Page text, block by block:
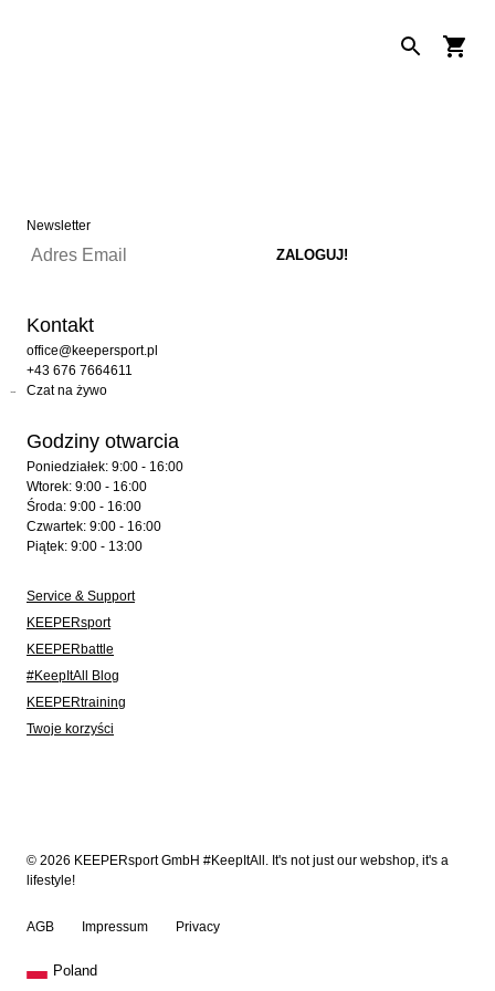
Newsletter
Kontakt
office@keepersport.pl
+43 676 7664611
Czat na żywo
Godziny otwarcia
Poniedziałek: 9:00 - 16:00
Wtorek: 9:00 - 16:00
Środa: 9:00 - 16:00
Czwartek: 9:00 - 16:00
Piątek: 9:00 - 13:00
Service & Support
KEEPERsport
KEEPERbattle
#KeepItAll Blog
KEEPERtraining
Twoje korzyści
© 2026 KEEPERsport GmbH #KeepItAll. It's not just our webshop, it's a
lifestyle!
AGB Impressum Privacy
Poland